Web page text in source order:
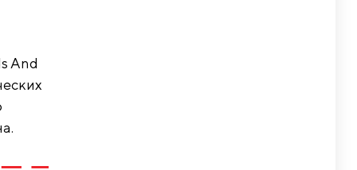
And